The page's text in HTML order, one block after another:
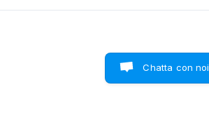
Chatta con noi